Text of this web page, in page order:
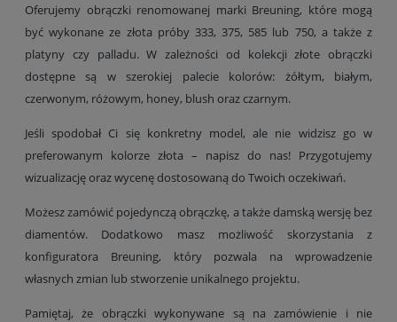
Oferujemy obrączki renomowanej marki Breuning, które mogą
być wykonane ze złota próby 333, 375, 585 lub 750, a także z
platyny czy palladu. W zależności od kolekcji złote obrączki
dostępne są w szerokiej palecie kolorów: żółtym, białym,
czerwonym, różowym, honey, blush oraz czarnym.
Jeśli spodobał Ci się konkretny model, ale nie widzisz go w
preferowanym kolorze złota – napisz do nas! Przygotujemy
wizualizację oraz wycenę dostosowaną do Twoich oczekiwań.
Możesz zamówić pojedynczą obrączkę, a także damską wersję bez
diamentów. Dodatkowo masz możliwość skorzystania z
konfiguratora Breuning, który pozwala na wprowadzenie
własnych zmian lub stworzenie unikalnego projektu.
Pamiętaj, że obrączki wykonywane są na zamówienie i nie